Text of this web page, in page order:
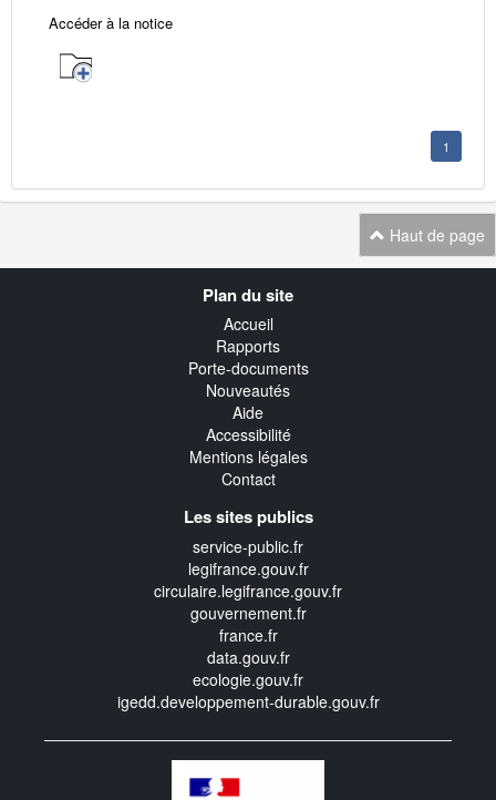
Accéder à la notice
1
Haut de page
Plan du site
Accueil
Rapports
Porte-documents
Nouveautés
Aide
Accessibilité
Mentions légales
Contact
Les sites publics
service-public.fr
legifrance.gouv.fr
circulaire.legifrance.gouv.fr
gouvernement.fr
france.fr
data.gouv.fr
ecologie.gouv.fr
igedd.developpement-durable.gouv.fr